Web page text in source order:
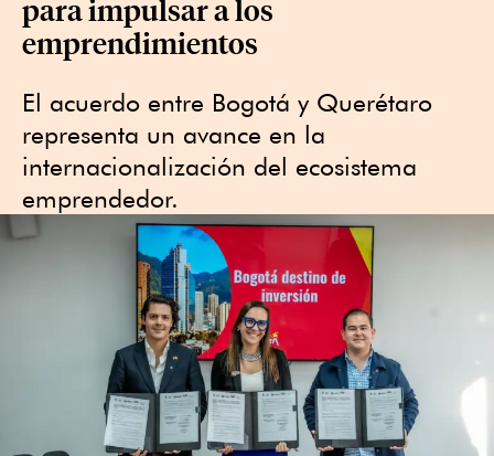
para impulsar a los
emprendimientos
El acuerdo entre Bogotá y Querétaro
representa un avance en la
internacionalización del ecosistema
emprendedor.